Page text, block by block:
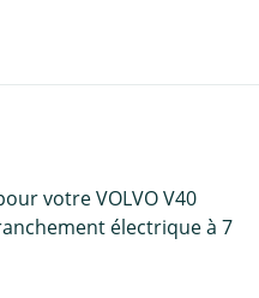
votre VOLVO V40
électrique à 7